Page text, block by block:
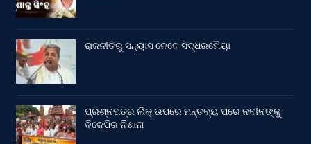
ରାଜନୀତିରୁ ସନ୍ୟାସ ନେବେ ସିଦ୍ଧରମୈୟା
ପ୍ରଶ୍ନପତ୍ର ଲିକ୍ ଉପରେ ମନ୍ତବ୍ୟ ପରେ ନବୀନଙ୍କୁ
ବିଜେପିର ନିଶାନା